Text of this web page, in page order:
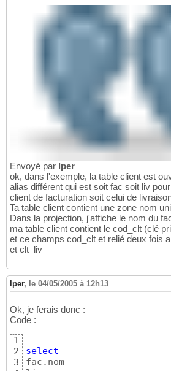
Envoyé par lper
ok, dans l'exemple, la table client est
alias différent qui est soit fac soit liv
client de facturation soit celui de
Ta table client contient une zone nom
Dans la projection, j'affiche le nom du
ma table client contient le cod_clt (clé
et ce champs cod_clt et relié deux fois
et clt_liv
lper, le 04/05/2005 à 12h13
Ok, je ferais donc :
Code :
1
2
3
select
fac.nom